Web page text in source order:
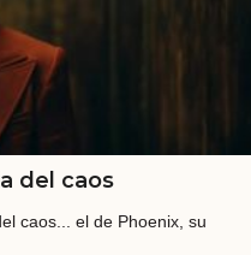
del caos
caos... el de Phoenix, su